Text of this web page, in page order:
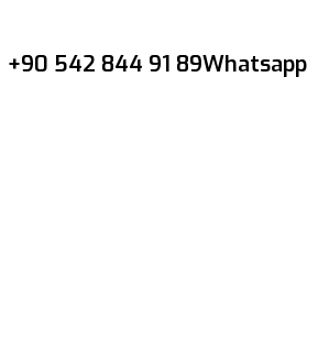
+90 542 844 91 89Whatsapp